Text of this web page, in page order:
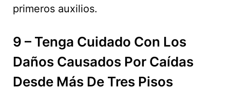
primeros auxilios.
9 – Tenga Cuidado Con Los
Daños Causados ​​por Caídas
Desde Más De Tres Pisos